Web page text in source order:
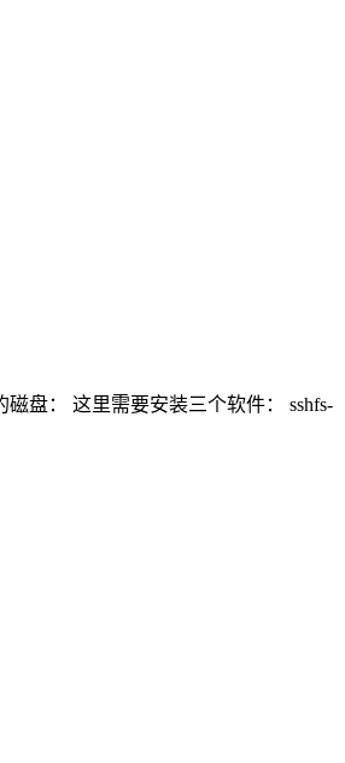
盘： 这里需要安装三个软件： sshfs-